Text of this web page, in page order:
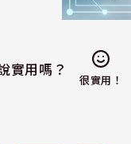
實用嗎？
很實用！